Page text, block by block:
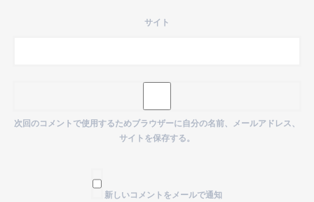
サイト
次回のコメントで使用するためブラウザーに自分の名前、メールアドレス、
サイトを保存する。
新しいコメントをメールで通知